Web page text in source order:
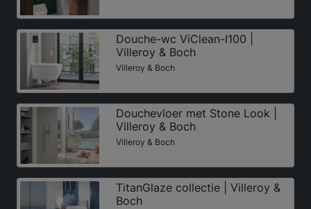
Douche-wc ViClean-I100 |
Villeroy & Boch
Villeroy & Boch
Douchevloer met Stone Look |
Villeroy & Boch
Villeroy & Boch
TitanGlaze collectie | Villeroy &
Boch